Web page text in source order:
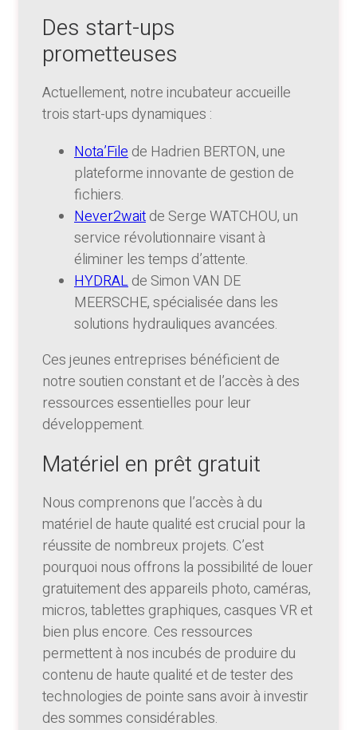
Des start-ups
prometteuses
Actuellement, notre incubateur accueille
trois start-ups dynamiques :
Nota’Filede Hadrien BERTON, une
plateforme innovante de gestion de
fichiers.
Never2waitde Serge WATCHOU, un
service révolutionnaire visant à
éliminer les temps d’attente.
HYDRALde Simon VAN DE
MEERSCHE, spécialisée dans les
solutions hydrauliques avancées.
Ces jeunes entreprises bénéficient de
notre soutien constant et de l’accès à des
ressources essentielles pour leur
développement.
Matériel en prêt gratuit
Nous comprenons que l’accès à du
matériel de haute qualité est crucial pour la
réussite de nombreux projets. C’est
pourquoi nous offrons la possibilité de louer
gratuitement des appareils photo, caméras,
micros, tablettes graphiques, casques VR et
bien plus encore. Ces ressources
permettent à nos incubés de produire du
contenu de haute qualité et de tester des
technologies de pointe sans avoir à investir
des sommes considérables.